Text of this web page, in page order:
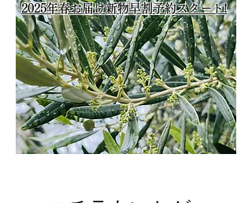
2025年春お届け新物早割予約スタート!